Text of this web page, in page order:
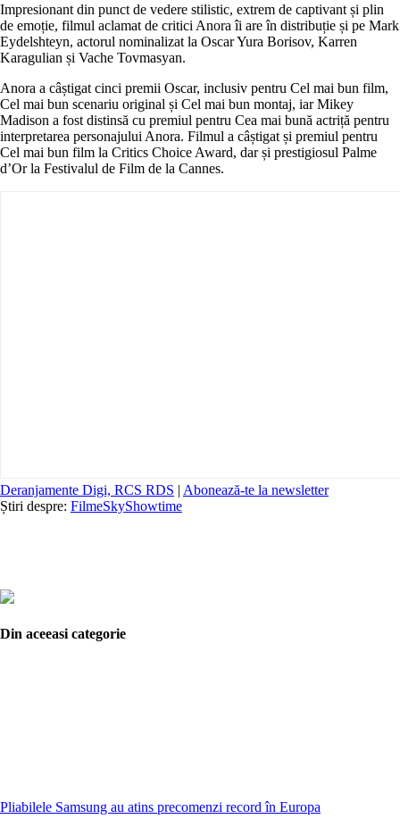
Impresionant din punct de vedere stilistic, extrem de captivant și plin
de emoție, filmul aclamat de critici Anora îi are în distribuție și pe Mark
Eydelshteyn, actorul nominalizat la Oscar Yura Borisov, Karren
Karagulian și Vache Tovmasyan.
Anora a câștigat cinci premii Oscar, inclusiv pentru Cel mai bun film,
Cel mai bun scenariu original și Cel mai bun montaj, iar Mikey
Madison a fost distinsă cu premiul pentru Cea mai bună actriță pentru
interpretarea personajului Anora. Filmul a câștigat și premiul pentru
Cel mai bun film la Critics Choice Award, dar și prestigiosul Palme
d’Or la Festivalul de Film de la Cannes.
Deranjamente Digi, RCS RDS | Abonează-te la newsletter
Știri despre: FilmeSkyShowtime
Din aceeasi categorie
Pliabilele Samsung au atins precomenzi record în Europa